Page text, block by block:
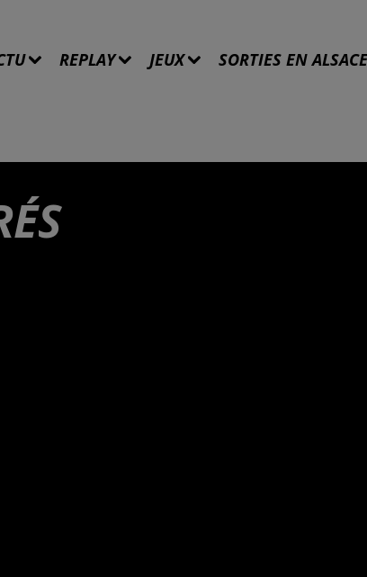
REPLAY JEUX SORTIES EN ALSACE